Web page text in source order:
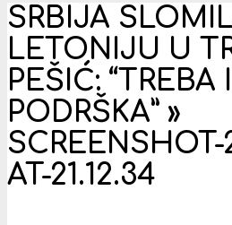
SRBIJA
LETONIJU U
PEŠIĆ: “TREBA
PODRŠKA” »
SCREENSHOT-
AT-21.12.34